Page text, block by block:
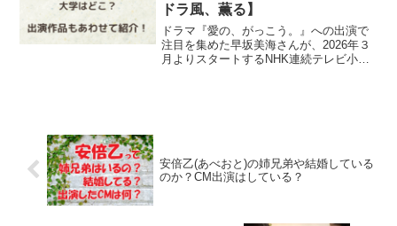
ドラ風、薫る】
ドラマ『愛の、がっこう。』への出演で
注目を集めた早坂美海さんが、2026年３
月よりスタートするNHK連続テレビ小説
安倍乙(あべおと)の姉兄弟や結婚している
のか？CM出演はしている？